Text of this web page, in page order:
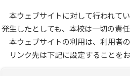
本ウェブサイトに対して行われて
発生したとしても、本校は一切の責任
本ウェブサイトの利用は、利用者
リンク先は下記に設定することをお